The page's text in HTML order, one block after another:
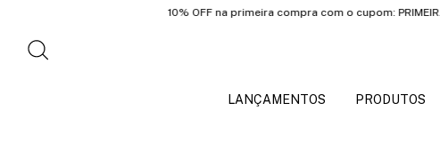
10% OFF na primeira compra com o cupom: PRIMEIRA10
LANÇAMENTOS PRODUTOS